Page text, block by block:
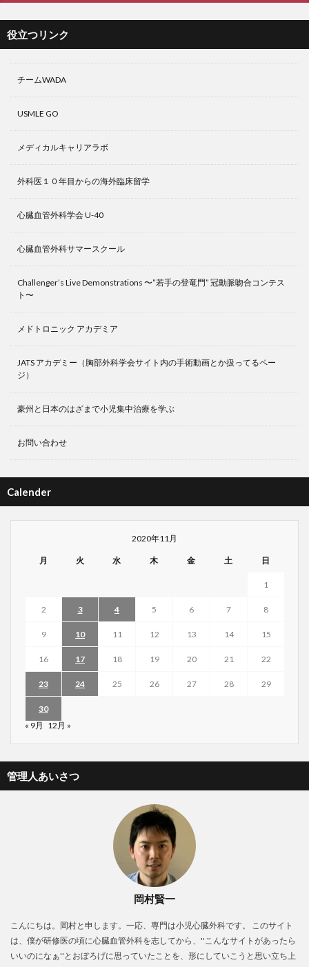
役立つリンク
チームWADA
USMLE GO
メディカルキャリアラボ
外科医１０年目からの海外臨床留学
心臓血管外科学会 U-40
心臓血管外科サマースクール
Challenger’s Live Demonstrations 〜”若手の登竜門” 冠動脈吻合コンテス
ト〜
メドトロニック アカデミア
JATS アカデミー（胸部外科学会サイト内の手術動画とか扱ってるペー
ジ）
豪州と日本のはざまで小児集中治療を学ぶ
お問い合わせ
Calender
2020年11月
月 火 水 木 金 土 日
1
2 3 4 5 6 7 8
9 10 11 12 13 14 15
16 17 18 19 20 21 22
23 24 25 26 27 28 29
30
« 9月 12月 »
管理人あいさつ
岡村賢一
こんにちは。岡村と申します。一応、専門は小児心臓外科です。 このサイト
は、僕が研修医の頃に心臓血管外科を志してから、''こんなサイトがあったら
いいのになぁ''とおぼろげに思っていたことを、形にしていこうと思い立ち上